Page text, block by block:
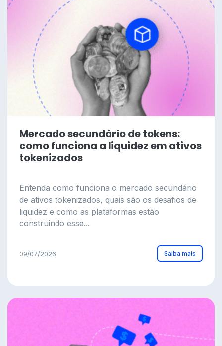
Mercado secundário de tokens:
como funciona a liquidez em ativos
tokenizados
Entenda como funciona o mercado secundário
de ativos tokenizados, quais são os desafios de
liquidez e como as plataformas estão
construindo esse...
09/07/2026 Saiba mais